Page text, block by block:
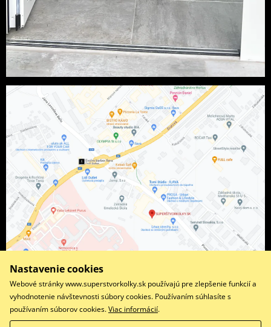
Facebook
Nastavenie cookies
Webové stránky www.superstvorkolky.sk používajú pre zlepšenie funkcií a
vyhodnotenie návštevnosti súbory cookies. Používaním súhlasíte s
používaním súborov cookies.Viac informácií.